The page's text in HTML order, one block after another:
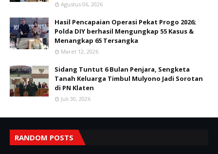
Agustus 06, 2026
Hasil Pencapaian Operasi Pekat Progo 2026;
Polda DIY berhasil Mengungkap 55 Kasus &
Menangkap 65 Tersangka
Maret 12, 2026
Sidang Tuntut 6 Bulan Penjara, Sengketa
Tanah Keluarga Timbul Mulyono Jadi Sorotan
di PN Klaten
Juli 30, 2026
RANDOM POSTS